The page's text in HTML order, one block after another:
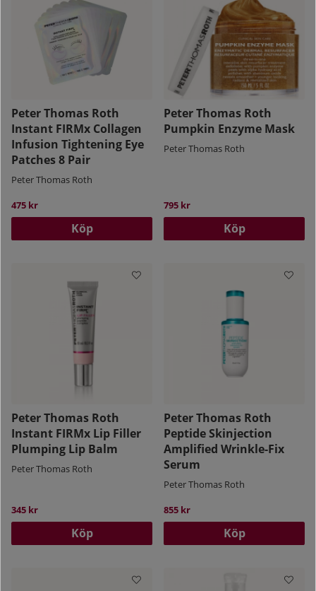
Peter Thomas Roth
Instant FIRMx Collagen
Infusion Tightening Eye
Patches 8 Pair
Peter Thomas Roth
475 kr
Köp
Peter Thomas Roth
Pumpkin Enzyme Mask
Peter Thomas Roth
795 kr
Köp
Peter Thomas Roth
Instant FIRMx Lip Filler
Plumping Lip Balm
Peter Thomas Roth
345 kr
Köp
Peter Thomas Roth
Peptide Skinjection
Amplified Wrinkle-Fix
Serum
Peter Thomas Roth
855 kr
Köp